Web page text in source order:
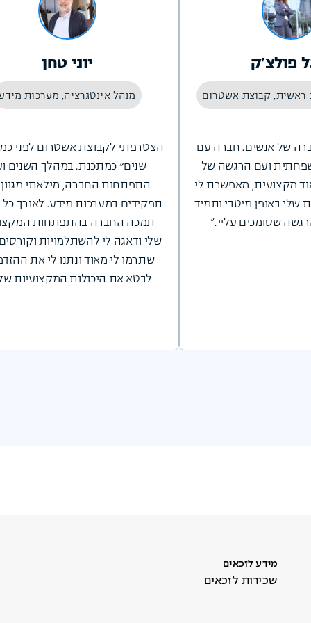
פולצ'ק
ראשית, קבוצת אשטרום
של אנשים. חברה עם
ועם הרגשה של
מקצועית, מאפשרת לי
שלי באופן מיטבי ותמיד
שסומכים עליי."
יוני טחן
מנהל אינטגרציה, מערכות
שנים״ כמתכנת. במהלך השנים
התפתחות החברה, מילאתי
תפקידים במערכות מידע. לאורך
תמכה החברה בהתפתחות
שלי ודאגה לי להשתלמויות
שתרמו לי מאוד ונתנו לי את
לבטא את היכולות המקצועיות
מידע לזכאים
שכירות לזכאים